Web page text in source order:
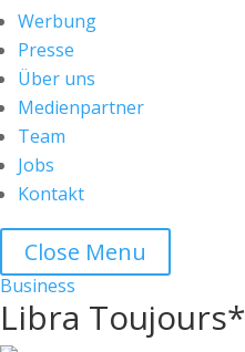
Werbung
Presse
Über uns
Medienpartner
Team
Jobs
Kontakt
Close Menu
Business
Libra Toujours*